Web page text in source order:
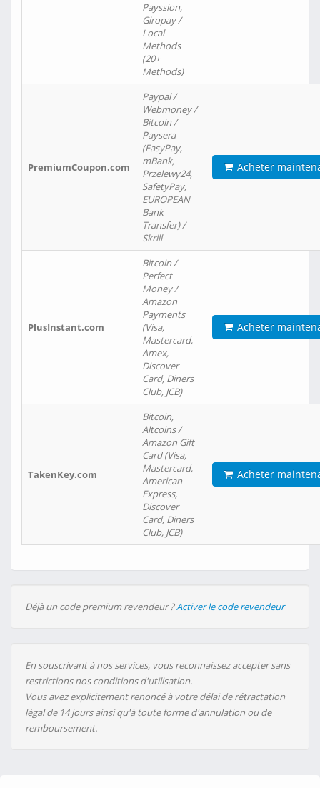
Payssion,
Giropay /
Local
Methods
(20+
Methods)
PremiumCoupon.com
Paypal /
Webmoney /
Bitcoin /
Paysera
(EasyPay,
mBank,
Przelewy24,
SafetyPay,
EUROPEAN
Bank
Transfer) /
Skrill
Acheter
PlusInstant.com
Bitcoin /
Perfect
Money /
Amazon
Payments
(Visa,
Mastercard,
Amex,
Discover
Card, Diners
Club, JCB)
Acheter
TakenKey.com
Bitcoin,
Altcoins /
Amazon Gift
Card (Visa,
Mastercard,
American
Express,
Discover
Card, Diners
Club, JCB)
Acheter
Déjà un code premium revendeur ?Activer le code revendeur
En souscrivant à nos services, vous reconnaissez accepter sans
restrictions nos conditions d'utilisation.
Vous avez explicitement renoncé à votre délai de rétractation
légal de 14 jours ainsi qu'à toute forme d'annulation ou de
remboursement.